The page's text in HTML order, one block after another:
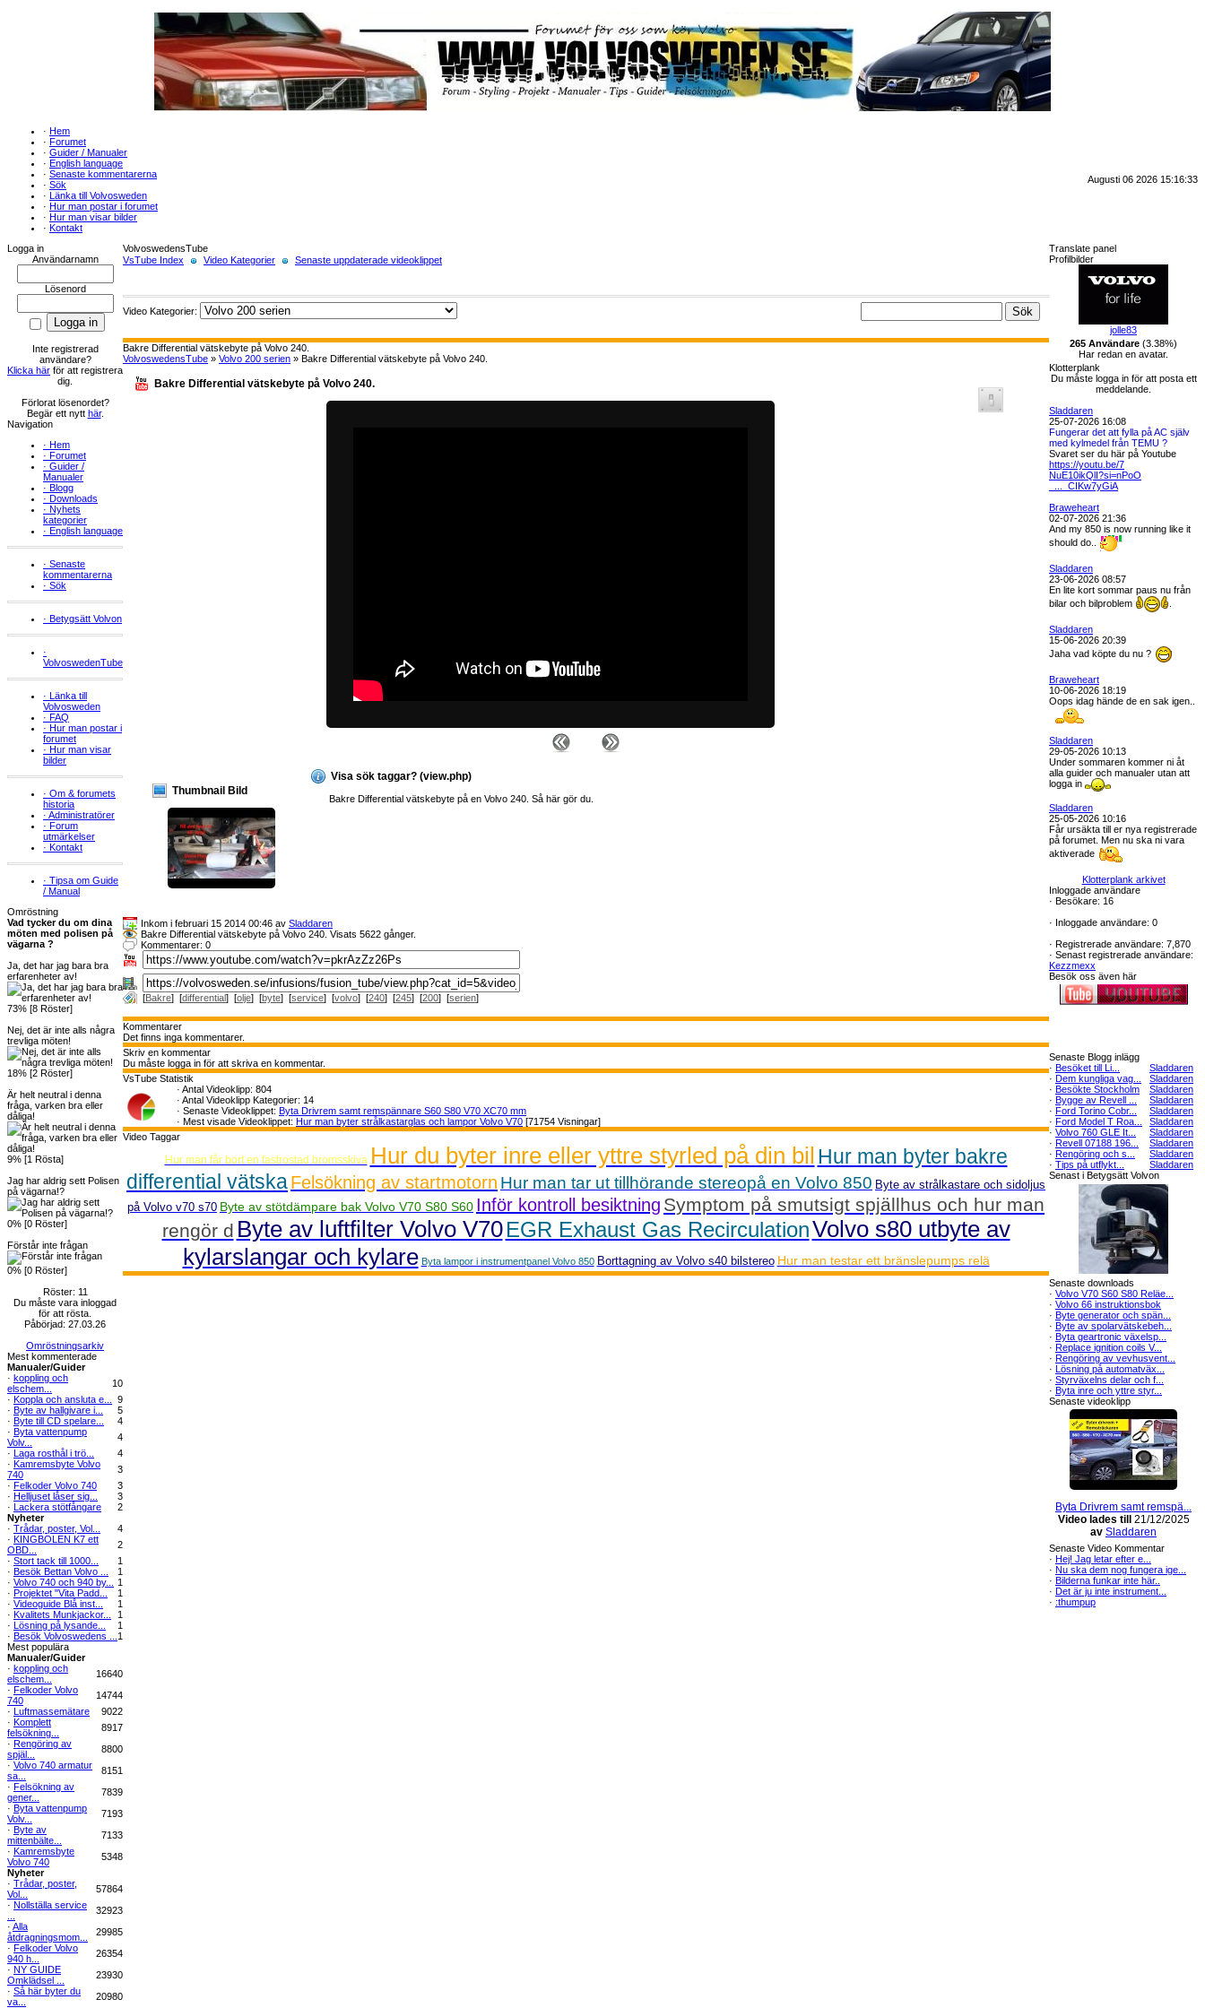
· Hem
· Forumet
· Guider / Manualer
· English language
· Senaste kommentarerna
· Sök
· Länka till Volvosweden
· Hur man postar i forumet
· Hur man visar bilder
· Kontakt
Augusti 06 2026 15:16:33
Logga in
Användarnamn
Lösenord
Inte registrerad
användare?
Klicka här för att registrera
dig.
Förlorat lösenordet?
Begär ett nytt här.
Navigation
· Hem
· Forumet
· Guider /
Manualer
· Blogg
· Downloads
· Nyhets
kategorier
· English language
· Senaste
kommentarerna
· Sök
· Betygsätt Volvon
·
VolvoswedenTube
· Länka till
Volvosweden
· FAQ
· Hur man postar i
forumet
· Hur man visar
bilder
· Om & forumets
historia
· Administratörer
· Forum
utmärkelser
· Kontakt
· Tipsa om Guide
/ Manual
Omröstning
Vad tycker du om dina
möten med polisen på
vägarna ?
Ja, det har jag bara bra
erfarenheter av!
73% [8 Röster]
Nej, det är inte alls några
trevliga möten!
18% [2 Röster]
Är helt neutral i denna
fråga, varken bra eller
dåliga!
9% [1 Rösta]
Jag har aldrig sett Polisen
på vägarna!?
0% [0 Röster]
Förstår inte frågan
0% [0 Röster]
Röster: 11
Du måste vara inloggad
för att rösta.
Påbörjad: 27.03.26
Omröstningsarkiv
Mest kommenterade
Manualer/Guider
· koppling och
elschem...
10
· Koppla och ansluta e...
9
· Byte av hallgivare i...
5
· Byte till CD spelare...
4
· Byta vattenpump
Volv...
4
· Laga rosthål i trö...
4
· Kamremsbyte Volvo
740
3
· Felkoder Volvo 740
3
· Helljuset låser sig...
3
· Lackera stötfångare
2
Nyheter
· Trådar, poster, Vol...
4
· KINGBOLEN K7 ett
OBD...
2
· Stort tack till 1000...
1
· Besök Bettan Volvo ...
1
· Volvo 740 och 940 by...
1
· Projektet "Vita Padd...
1
· Videoguide Blå inst...
1
· Kvalitets Munkjackor...
1
· Lösning på lysande...
1
· Besök Volvoswedens ... 1
Mest populära
Manualer/Guider
· koppling och
elschem...
16640
· Felkoder Volvo
740
14744
· Luftmassemätare
9022
· Komplett
felsökning...
8917
· Rengöring av
spjäl...
8800
· Volvo 740 armatur
sa...
8151
· Felsökning av
gener...
7839
· Byta vattenpump
Volv...
7193
· Byte av
mittenbälte...
7133
· Kamremsbyte
Volvo 740
5348
Nyheter
· Trådar, poster,
Vol...
57864
· Nollställa service
32923
· Alla
åtdragningsmom...
29985
· Felkoder Volvo
940 h...
26354
· NY GUIDE
Omklädsel ...
23930
· Så här byter du
va...
20980
VolvoswedensTube
VsTube Index
Video Kategorier Senaste uppdaterade videoklippet
Video Kategorier:
Bakre Differential vätskebyte på Volvo 240.
VolvoswedensTube » Volvo 200 serien » Bakre Differential vätskebyte på Volvo 240.
Bakre Differential vätskebyte på Volvo 240.
Thumbnail Bild
Visa sök taggar? (view.php)
Bakre Differential vätskebyte på en Volvo 240. Så här gör du.
Inkom i februari 15 2014 00:46 av Sladdaren
Bakre Differential vätskebyte på Volvo 240. Visats 5622 gånger.
Kommentarer: 0
[Bakre] [differential] [olje] [byte] [service] [volvo] [240] [245] [200] [serien]
Kommentarer
Det finns inga kommentarer.
Skriv en kommentar
Du måste logga in för att skriva en kommentar.
VsTube Statistik
· Antal Videoklipp: 804
· Antal Videoklipp Kategorier: 14
· Senaste Videoklippet: Byta Drivrem samt remspännare S60 S80 V70 XC70 mm
· Mest visade Videoklippet: Hur man byter strålkastarglas och lampor Volvo V70 [71754 Visningar]
Video Taggar
Hur man får bort en fastrostad bromsskiva Hur du byter inre eller yttre styrled på din bil Hur man byter bakre
differential vätskaFelsökning av startmotorn Hur man tar ut tillhörande stereopå en Volvo 850 Byte av strålkastare och sidoljus
på Volvo v70 s70 Byte av stötdämpare bak Volvo V70 S80 S60 Inför kontroll besiktning Symptom på smutsigt spjällhus och hur man
rengör d Byte av luftfilter Volvo V70 EGR Exhaust Gas RecirculationVolvo s80 utbyte av
kylarslangar och kylare Byta lampor i instrumentpanel Volvo 850 Borttagning av Volvo s40 bilstereo Hur man testar ett bränslepumps relä
Translate panel
Profilbilder
jolle83
265 Användare (3.38%)
Har redan en avatar.
Klotterplank
Du måste logga in för att posta ett
meddelande.
Sladdaren
25-07-2026 16:08
Fungerar det att fylla på AC själv
med kylmedel från TEMU ?
Svaret ser du här på Youtube
https://youtu.be/7
NuE10ikQlI?si=nPoO
_..._CIKw7yGiA
Braweheart
02-07-2026 21:36
And my 850 is now running like it
should do..
Sladdaren
23-06-2026 08:57
En lite kort sommar paus nu från
bilar och bilproblem
Sladdaren
15-06-2026 20:39
Jaha vad köpte du nu ?
Braweheart
10-06-2026 18:19
Oops idag hände de en sak igen..
Sladdaren
29-05-2026 10:13
Under sommaren kommer ni åt
alla guider och manualer utan att
logga in
Sladdaren
25-05-2026 10:16
Får ursäkta till er nya registrerade
på forumet. Men nu ska ni vara
aktiverade
Klotterplank arkivet
Inloggade användare
· Besökare: 16
· Inloggade användare: 0
· Registrerade användare: 7,870
· Senast registrerade användare:
Kezzmexx
Besök oss även här
Senaste Blogg inlägg
· Besöket till Li...
Sladdaren
· Dem kungliga vag...
Sladdaren
· Besökte Stockholm
Sladdaren
· Bygge av Revell ...
Sladdaren
· Ford Torino Cobr...
Sladdaren
· Ford Model T Roa...
Sladdaren
· Volvo 760 GLE It...
Sladdaren
· Revell 07188 196...
Sladdaren
· Rengöring och s...
Sladdaren
· Tips på utflykt...
Sladdaren
Senast i Betygsätt Volvon
Senaste downloads
· Volvo V70 S60 S80 Reläe...
· Volvo 66 instruktionsbok
· Byte generator och spän...
· Byte av spolarvätskebeh...
· Byta geartronic växelsp...
· Replace ignition coils V...
· Rengöring av vevhusvent...
· Lösning på automatväx...
· Styrväxelns delar och f...
· Byta inre och yttre styr...
Senaste videoklipp
Byta Drivrem samt remspä...
Video lades till
21/12/2025
av Sladdaren
Senaste Video Kommentar
· Hej! Jag letar efter e...
· Nu ska dem nog fungera ige...
· Bilderna funkar inte här..
· Det är ju inte instrument...
· :thumpup